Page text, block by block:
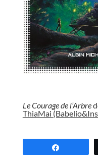
Le Courage de l’Arbre
ThiaMai